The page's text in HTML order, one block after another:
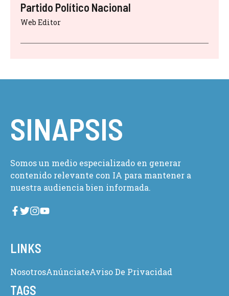
Partido Político Nacional
Web Editor
SINAPSIS
Somos un medio especializado en generar
contenido relevante con IA para mantener a
nuestra audiencia bien informada.
LINKS
NosotrosAnúnciateAviso De Privacidad
TAGS